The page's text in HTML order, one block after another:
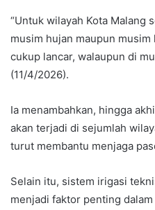
“Untuk wilayah Kota Malang
musim hujan maupun
cukup lancar, walaupun di
(11/4/2026).
Ia menambahkan, hingga
akan terjadi di sejumlah
turut membantu menjaga
Selain itu, sistem irigasi
menjadi faktor penting